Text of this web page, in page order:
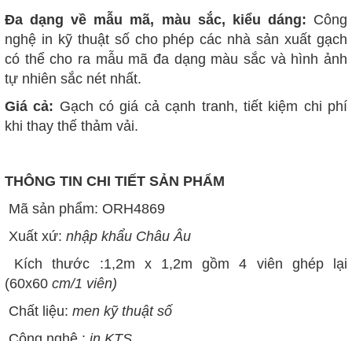
Đa dạng về mẫu mã, màu sắc, kiểu dáng: Công
nghệ in kỹ thuật số cho phép các nhà sản xuất gạch
có thể cho ra mẫu mã đa dạng màu sắc và hình ảnh
tự nhiên sắc nét nhất.
Giá cả: Gạch có giá cả cạnh tranh, tiết kiệm chi phí
khi thay thế thảm vải.
THÔNG TIN CHI TIẾT SẢN PHẨM
Mã sản phẩm: ORH4869
Xuất xứ: nhập khẩu Châu Âu
Kích thước :1,2m x 1,2m gồm 4 viên ghép lại
(60x60 cm/1 viên)
Chất liệu: men kỹ thuật số